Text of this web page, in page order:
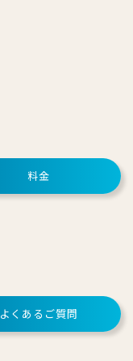
料金
よくあるご質問